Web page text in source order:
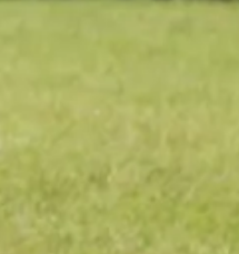
onderhoud op maat
tuin zonder zorgen